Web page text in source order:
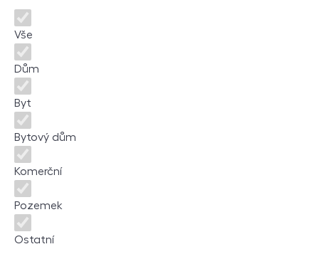
Typ nemovitosti
Vše
Dům
Byt
Bytový dům
Komerční
Pozemek
Ostatní